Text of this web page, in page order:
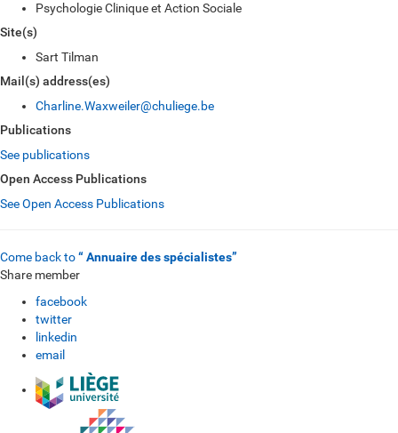
Psychologie Clinique et Action Sociale
Site(s)
Sart Tilman
Mail(s) address(es)
Charline.Waxweiler@chuliege.be
Publications
See publications
Open Access Publications
See Open Access Publications
Come back to“ Annuaire des spécialistes”
Share member
facebook
twitter
linkedin
email